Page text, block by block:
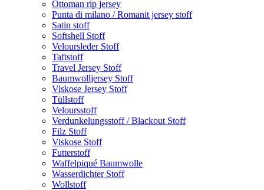
Ottoman rip jersey
Punta di milano / Romanit jersey stoff
Satin stoff
Softshell Stoff
Veloursleder Stoff
Taftstoff
Travel Jersey Stoff
Baumwolljersey Stoff
Viskose Jersey Stoff
Tüllstoff
Veloursstoff
Verdunkelungsstoff / Blackout Stoff
Filz Stoff
Viskose Stoff
Futterstoff
Waffelpiqué Baumwolle
Wasserdichter Stoff
Wollstoff